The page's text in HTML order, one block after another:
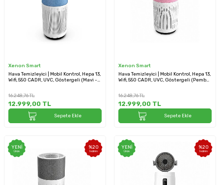
Xenon Smart
Hava Temizleyici | Mobil Kontrol, Hepa 13,
Wifi, 550 CADR, UVC, Göstergeli (Mavi -
16.248,76TL
12.999,00 TL
Sepete Ekle
Xenon Smart
Hava Temizleyici | Mobil Kontrol, Hepa 13,
Wifi, 550 CADR, UVC, Göstergeli (Pembe
16.248,76TL
12.999,00 TL
Sepete Ekle
%20
İndirim
YENI
Ürün
%20
İndirim
YENI
Ürün